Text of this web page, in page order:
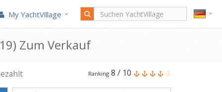
My YachtVillage
Zum Verkauf
Italia
Yachts
Ranking 8 / 10